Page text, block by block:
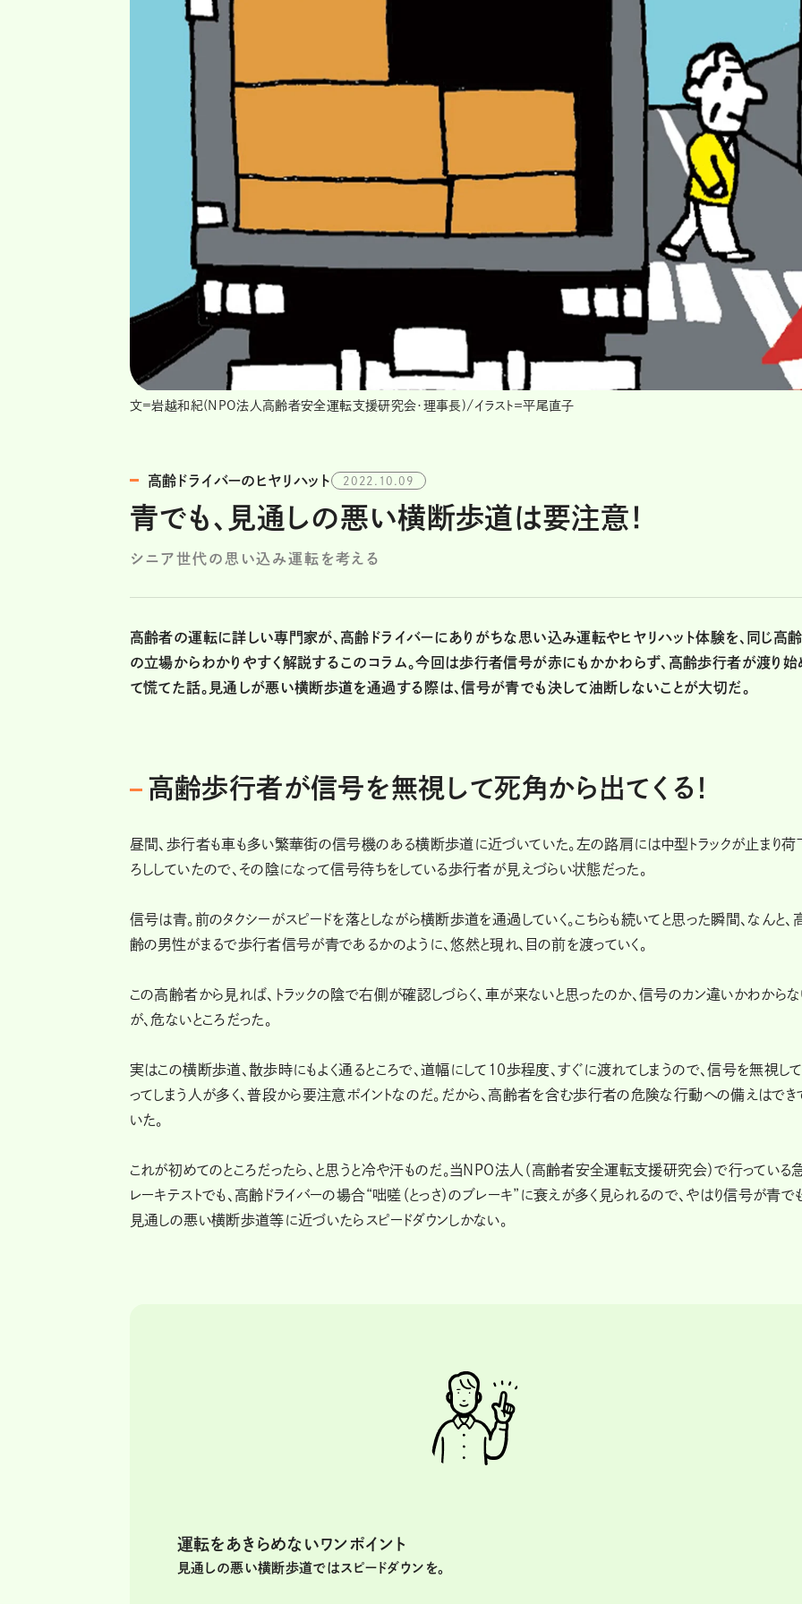
文=岩越和紀(NPO法人高齢者安全運転支援研究会･理事長)/イラスト＝平尾直子
高齢ドライバーのヒヤリハット 2022.10.09
青でも、見通しの悪い横断歩道は要注意！
シニア世代の思い込み運転を考える
高齢者の運転に詳しい専門家が、高齢ドライバーにありがちな思い込み運転やヒヤリハット体験を、同じ高
の立場からわかりやすく解説するこのコラム。今回は歩行者信号が赤にもかかわらず、高齢歩行者が渡り始
て慌てた話。見通しが悪い横断歩道を通過する際は、信号が青でも決して油断しないことが大切だ。
高齢歩行者が信号を無視して死角から出てくる！
昼間、歩行者も車も多い繁華街の信号機のある横断歩道に近づいていた。左の路肩には中型トラックが止まり荷
ろししていたので、その陰になって信号待ちをしている歩行者が見えづらい状態だった。
信号は青。前のタクシーがスピードを落としながら横断歩道を通過していく。こちらも続いてと思った瞬間、なんと、
齢の男性がまるで歩行者信号が青であるかのように、悠然と現れ、目の前を渡っていく。
この高齢者から見れば、トラックの陰で右側が確認しづらく、車が来ないと思ったのか、信号のカン違いかわから
が、危ないところだった。
実はこの横断歩道、散歩時にもよく通るところで、道幅にして10歩程度、すぐに渡れてしまうので、信号を無視し
ってしまう人が多く、普段から要注意ポイントなのだ。だから、高齢者を含む歩行者の危険な行動への備えはでき
いた。
これが初めてのところだったら、と思うと冷や汗ものだ。当NPO法人（高齢者安全運転支援研究会）で行っている
レーキテストでも、高齢ドライバーの場合“咄嗟（とっさ）のブレーキ”に衰えが多く見られるので、やはり信号が青で
見通しの悪い横断歩道等に近づいたらスピードダウンしかない。
運転をあきらめないワンポイント
見通しの悪い横断歩道ではスピードダウンを。